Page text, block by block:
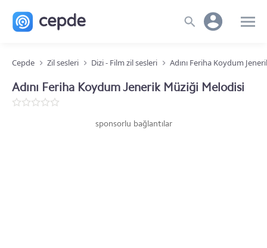
Cepde Zil sesleri Dizi - Film zil sesleri Adını Feriha Koydum
Adını Feriha Koydum Jenerik Müziği Melodisi
sponsorlu bağlantılar